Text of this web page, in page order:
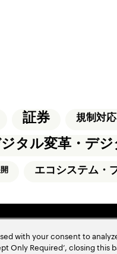
証券 規制対
タル変革・デ
エコシステム・
ンチュアのオフィス所在地
with your consent to
Only Required’, closing this